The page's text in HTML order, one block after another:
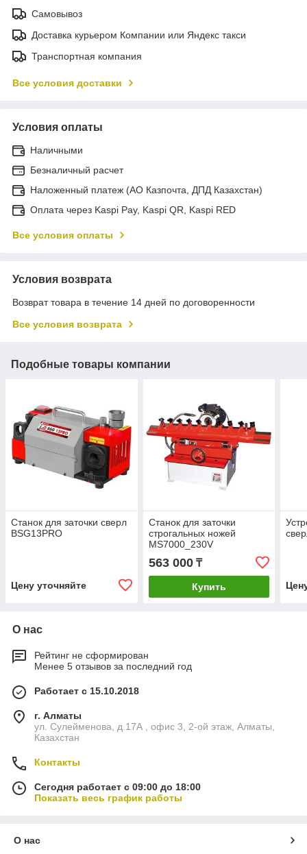
Самовывоз
Доставка курьером Компании или Яндекс такси
Транспортная компания
Все условия доставки
Условия оплаты
Наличными
Безналичный расчет
Наложенный платеж (АО Казпочта, ДПД Казахстан)
Оплата через Kaspi Pay, Kaspi QR, Kaspi RED
Все условия оплаты
Условия возврата
Возврат товара в течение 14 дней по договоренности
Все условия возврата
Подобные товары компании
Станок для заточки сверл
BSG13PRO
Цену уточняйте
Станок для заточки
строгальных ножей
MS7000_230V
563 000₸
Купить
О нас
Рейтинг не сформирован
Менее 5 отзывов за последний год
Работает с 15.10.2018
г. Алматы
ул. Сулейменова, д.17А , офис 3, 2-ой этаж, Алматы,
Казахстан
Контакты
Сегодня работает с 09:00 до 18:00
Показать весь график работы
О нас